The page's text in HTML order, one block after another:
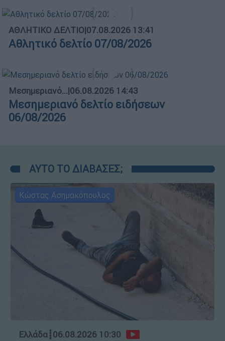
ΑΘΛΗΤΙΚΟ ΔΕΛΤΙΟ|07.08.2026 13:41
Αθλητικό δελτίο 07/08/2026
Μεσημεριανό...|06.08.2026 14:43
Μεσημεριανό δελτίο ειδήσεων
06/08/2026
ΑΥΤΟ ΤΟ ΔΙΑΒΑΣΕΣ;
Κώστας Ασημακόπουλος
Ελλάδα┋06.08.2026 10:30